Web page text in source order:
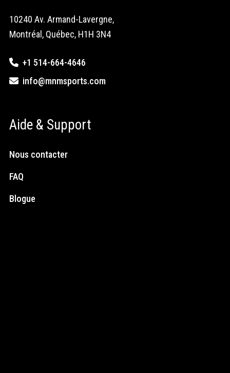
10240 Av. Armand-Lavergne,
Montréal, Québec, H1H 3N4
+1 514-664-4646
info@mnmsports.com
Aide & Support
Nous contacter
FAQ
Blogue